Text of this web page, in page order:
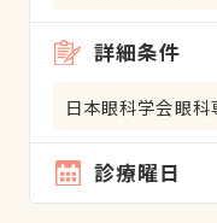
詳細条件
日本眼科学会眼科
診療曜日